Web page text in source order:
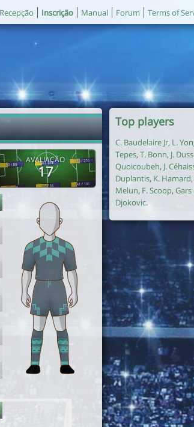
Recepção Inscrição Manual Forum Terms of
AVALIAÇÃO
17
Top players
C. Baudelaire Jr, L.
Tepes, T. Bonn, J.
Quoicoubeh, J.
Duplantis, K. Hamard,
Melun, F. Scoop, Gars
Djokovic.